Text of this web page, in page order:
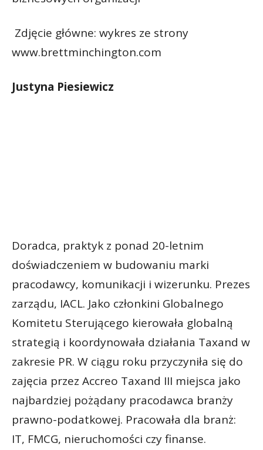
Zdjęcie główne: wykres ze strony
www.brettminchington.com
Justyna Piesiewicz
Doradca, praktyk z ponad 20-letnim
doświadczeniem w budowaniu marki
pracodawcy, komunikacji i wizerunku. Prezes
zarządu, IACL. Jako członkini Globalnego
Komitetu Sterującego kierowała globalną
strategią i koordynowała działania Taxand w
zakresie PR. W ciągu roku przyczyniła się do
zajęcia przez Accreo Taxand III miejsca jako
najbardziej pożądany pracodawca branży
prawno-podatkowej. Pracowała dla branż:
IT, FMCG, nieruchomości czy finanse.